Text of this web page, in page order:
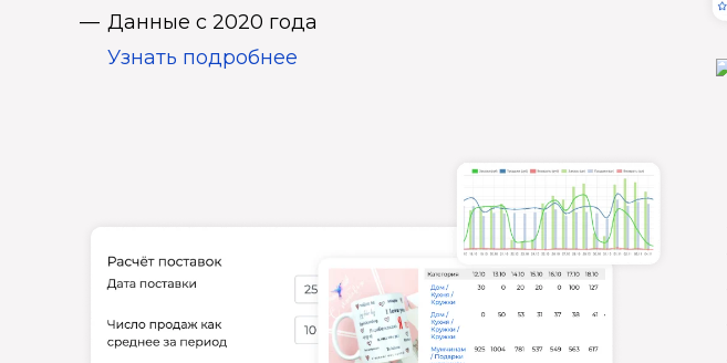
Данные с 2020 года
Узнать подробнее